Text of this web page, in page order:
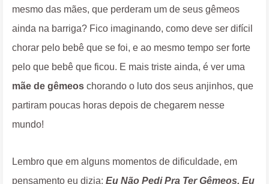
mesmo das mães, que perderam um de seus gêmeos
ainda na barriga? Fico imaginando, como deve ser difícil
chorar pelo bebê que se foi, e ao mesmo tempo ser forte
pelo que bebê que ficou. E mais triste ainda, é ver uma
mãe de gêmeos chorando o luto dos seus anjinhos, que
partiram poucas horas depois de chegarem nesse
mundo!
Lembro que em alguns momentos de dificuldade, em
pensamento eu dizia: Eu Não Pedi Pra Ter Gêmeos, Eu